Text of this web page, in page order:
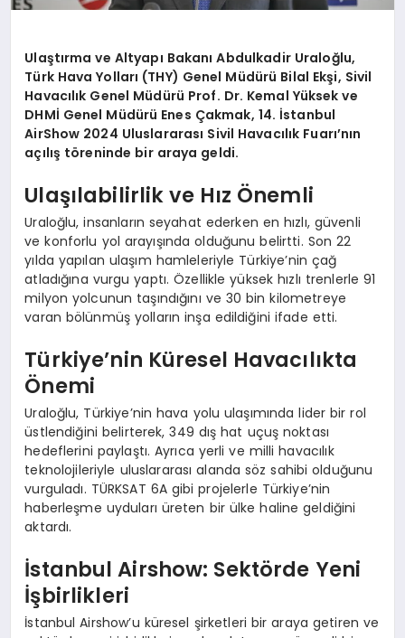
Ulaştırma ve Altyapı Bakanı Abdulkadir Uraloğlu,
Türk Hava Yolları (THY) Genel Müdürü Bilal Ekşi, Sivil
Havacılık Genel Müdürü Prof. Dr. Kemal Yüksek ve
DHMİ Genel Müdürü Enes Çakmak, 14. İstanbul
AirShow 2024 Uluslararası Sivil Havacılık Fuarı’nın
açılış töreninde bir araya geldi.
Ulaşılabilirlik ve Hız Önemli
Uraloğlu, insanların seyahat ederken en hızlı, güvenli
ve konforlu yol arayışında olduğunu belirtti. Son 22
yılda yapılan ulaşım hamleleriyle Türkiye’nin çağ
atladığına vurgu yaptı. Özellikle yüksek hızlı trenlerle 91
milyon yolcunun taşındığını ve 30 bin kilometreye
varan bölünmüş yolların inşa edildiğini ifade etti.
Türkiye’nin Küresel Havacılıkta
Önemi
Uraloğlu, Türkiye’nin hava yolu ulaşımında lider bir rol
üstlendiğini belirterek, 349 dış hat uçuş noktası
hedeflerini paylaştı. Ayrıca yerli ve milli havacılık
teknolojileriyle uluslararası alanda söz sahibi olduğunu
vurguladı. TÜRKSAT 6A gibi projelerle Türkiye’nin
haberleşme uyduları üreten bir ülke haline geldiğini
aktardı.
İstanbul Airshow: Sektörde Yeni
İşbirlikleri
İstanbul Airshow’u küresel şirketleri bir araya getiren ve